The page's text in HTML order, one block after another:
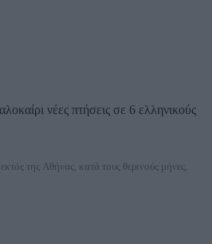
νέες πτήσεις σε 6 ελληνικούς
της Αθήνας, κατά τους θερινούς μήνες,